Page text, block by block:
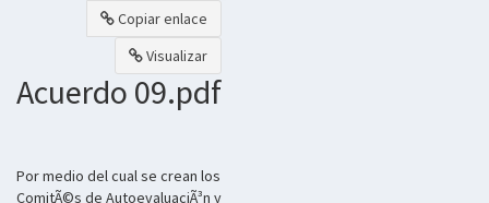
Copiar enlace
Visualizar
Acuerdo 09.pdf
Por medio del cual se crean los
ComitÃ©s de AutoevaluaciÃ³n y